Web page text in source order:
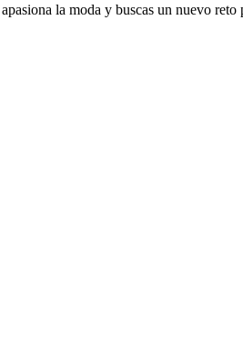
la moda y buscas un nuevo reto